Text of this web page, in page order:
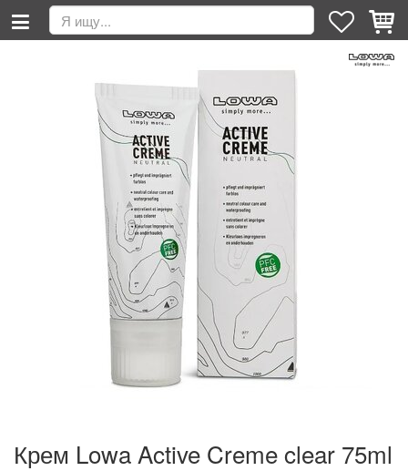
Крем Lowa Active Creme clear 75ml